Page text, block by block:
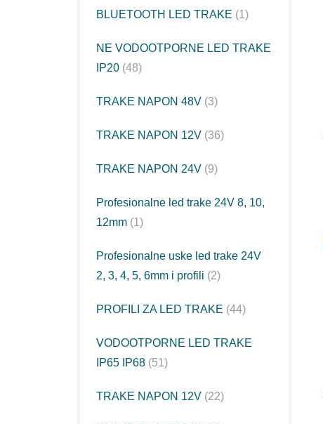
BLUETOOTH LED TRAKE 1
NE VODOOTPORNE LED TRAKE
IP20 48
TRAKE NAPON 48V 3
TRAKE NAPON 12V 36
TRAKE NAPON 24V 9
Profesionalne led trake 24V 8, 10,
12mm 1
Profesionalne uske led trake 24V
2, 3, 4, 5, 6mm i profili
2
PROFILI ZA LED TRAKE 44
VODOOTPORNE LED TRAKE
IP65 IP68 51
TRAKE NAPON 12V 22